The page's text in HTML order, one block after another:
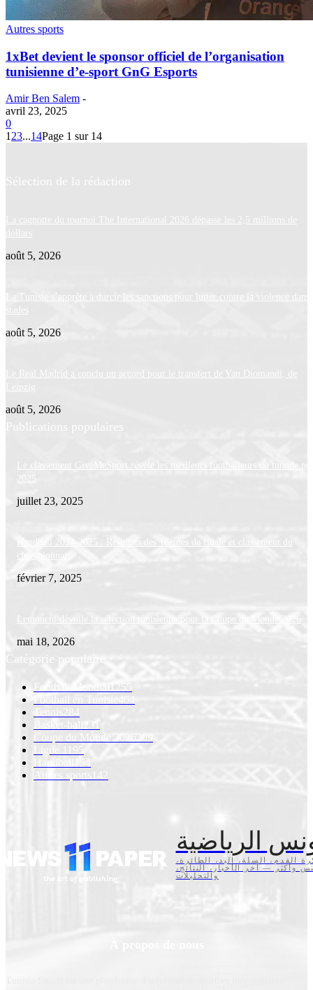
Autres sports
1xBet devient le sponsor officiel de l’organisation
tunisienne d’e-sport GnG Esports
Amir Ben Salem -
avril 23, 2025
0
1 23...14Page 1 sur 14
Sélection de la rédaction
La cagnotte du tournoi The International 2026 dépasse les 2,5 millions de
dollars
août 5, 2026
La Tunisie s’apprête à durcir les sanctions pour lutter contre la violence dans
stades
août 5, 2026
Le Real Madrid a conclu un accord pour le transfert de Yan Diomandi, de
Leipzig
août 5, 2026
Publications populaires
Le classement GiveMeSport révèle les meilleurs footballeurs du monde
2025
juillet 23, 2025
Handball 2024-2025 : Résultats des 16èmes de finale et classement du
championnat
février 7, 2025
Lemouchi dévoile la sélection tunisienne pour la Coupe du Monde 2026
mai 18, 2026
Catégorie populaire
Football Mondial
1255
Football en Tunisie404
Tennis 284
Basket-ball
231
Coupe du Monde 2026
Ligue 1
195
154
Autres sports 142
الرياضية
القدم، السلة، اليد، الطائرة،
وأكثر — آخر الأخبار، النتائج،
والتحليلات